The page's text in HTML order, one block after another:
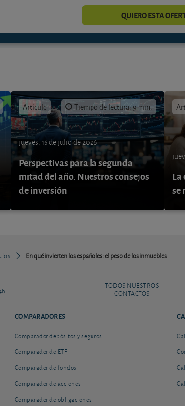
QUIERO ESTA
Artículo Tiempo de lectura: 9 min.
jueves, 16 de julio de 2026
Perspectivas para la segunda
mitad del año. Nuestros consejos
de inversión
La
se
En qué invierten los españoles: el peso de los inmuebles
TODOS NUESTROS
CONTACTOS
COMPARADORES
Comparador depósitos y seguros
Comparador de ETF
Comparador de fondos
Comparador de acciones
Comparador de obligaciones